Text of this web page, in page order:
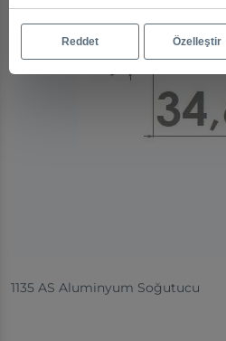
1135 AS Aluminyum Soğutucu
Reddet Özelleştir